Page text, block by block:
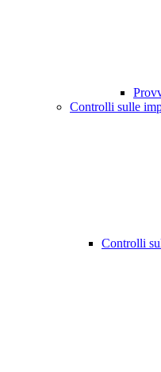
Controlli sulle
Controlli